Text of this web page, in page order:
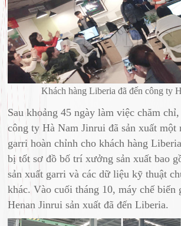
Khách hàng Liberia đã đến công ty
Sau khoảng 45 ngày làm việc chăm
công ty Hà Nam Jinrui đã sản xuất một
garri hoàn chỉnh cho khách hàng
bị tốt sơ đồ bố trí xưởng sản xuất bao
sản xuất garri và các dữ liệu kỹ thuật
khác. Vào cuối tháng 10, máy chế biến
Henan Jinrui sản xuất đã đến Liberia.